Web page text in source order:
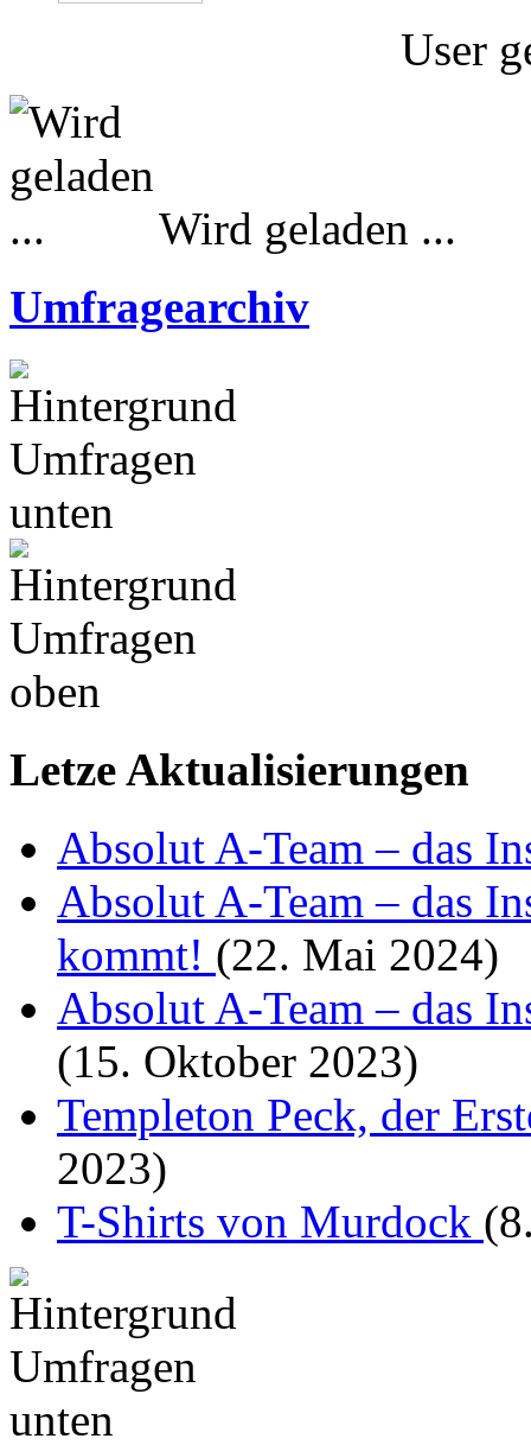
User
Wird geladen ...
Umfragearchiv
Letze Aktualisierungen
Absolut A-Team – das
Absolut A-Team – das
kommt! (22. Mai 2024)
Absolut A-Team – das
(15. Oktober 2023)
Templeton Peck, der
2023)
T-Shirts von Murdock